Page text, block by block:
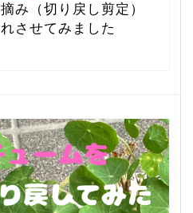
み（切り戻し剪定）
させてみました